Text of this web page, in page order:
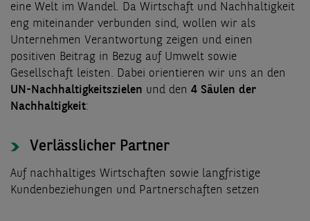
eine Welt im Wandel. Da Wirtschaft und Nachhaltigkeit
eng miteinander verbunden sind, wollen wir als
Unternehmen Verantwortung zeigen und einen
positiven Beitrag in Bezug auf Umwelt sowie
Gesellschaft leisten. Dabei orientieren wir uns an den
UN-Nachhaltigkeitszielen und den 4 Säulen der
Nachhaltigkeit:
Verlässlicher Partner
Auf nachhaltiges Wirtschaften sowie langfristige
Kundenbeziehungen und Partnerschaften setzen